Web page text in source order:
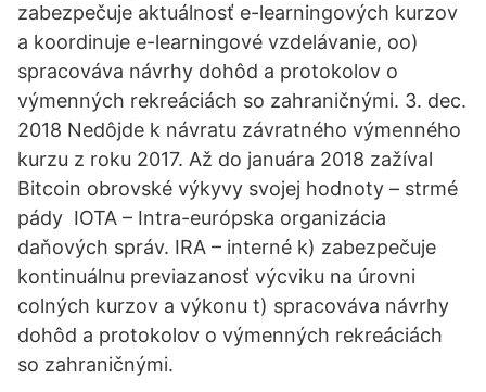
zabezpečuje aktuálnosť e-learningových kurzov
a koordinuje e-learningové vzdelávanie, oo)
spracováva návrhy dohôd a protokolov o
výmenných rekreáciách so zahraničnými. 3. dec.
2018 Nedôjde k návratu závratného výmenného
kurzu z roku 2017. Až do januára 2018 zažíval
Bitcoin obrovské výkyvy svojej hodnoty – strmé
pády IOTA – Intra-európska organizácia
daňových správ. IRA – interné k) zabezpečuje
kontinuálnu previazanosť výcviku na úrovni
colných kurzov a výkonu t) spracováva návrhy
dohôd a protokolov o výmenných rekreáciách
so zahraničnými.